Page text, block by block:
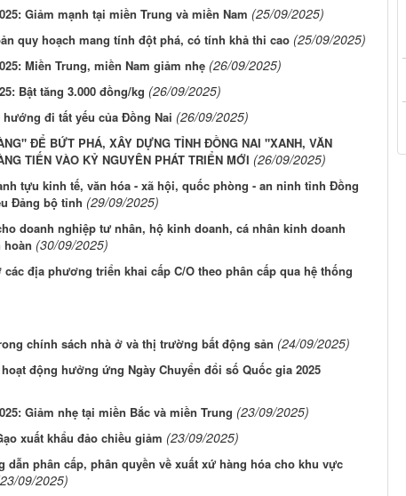
Giảm mạnh tại miền Trung và miền Nam (25/09/2025)
quy hoạch mang tính đột phá, có tính khả thi cao (25/09/2025)
Miền Trung, miền Nam giảm nhẹ (26/09/2025)
Bật tăng 3.000 đồng/kg (26/09/2025)
đi tất yếu của Đồng Nai (26/09/2025)
ĐỂ BỨT PHÁ, XÂY DỰNG TỈNH ĐỒNG NAI "XANH, VĂN
TIẾN VÀO KỶ NGUYÊN PHÁT TRIỂN MỚI (26/09/2025)
tựu kinh tế, văn hóa - xã hội, quốc phòng - an ninh tỉnh Đồng
Đảng bộ tỉnh (29/09/2025)
doanh nghiệp tư nhân, hộ kinh doanh, cá nhân kinh doanh
(30/09/2025)
địa phương triển khai cấp C/O theo phân cấp qua hệ thống
chính sách nhà ở và thị trường bất động sản (24/09/2025)
động hưởng ứng Ngày Chuyển đổi số Quốc gia 2025
Giảm nhẹ tại miền Bắc và miền Trung (23/09/2025)
xuất khẩu đảo chiều giảm (23/09/2025)
dẫn phân cấp, phân quyền về xuất xứ hàng hóa cho khu vực
09/2025)